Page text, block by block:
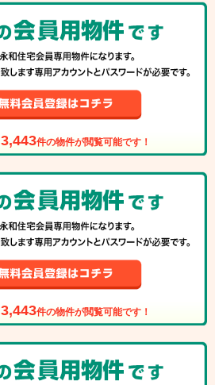
3,443件の物件が閲覧可能です！
3,443件の物件が閲覧可能です！